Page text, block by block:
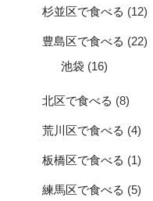
杉並区で食べる (12)
豊島区で食べる (22)
池袋 (16)
北区で食べる (8)
荒川区で食べる (4)
板橋区で食べる (1)
練馬区で食べる (5)